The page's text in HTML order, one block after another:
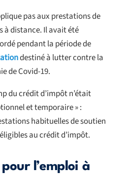
pas aux prestations de
à distance. Il avait été
pendant la période de
destiné à lutter contre la
de Covid-19.
du crédit d’impôt n’était
et temporaire » :
habituelles de soutien
au crédit d’impôt.
l’emploi à